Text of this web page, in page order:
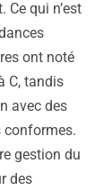
qui n’est
ont noté
C, tandis
avec des
conformes.
gestion du
des